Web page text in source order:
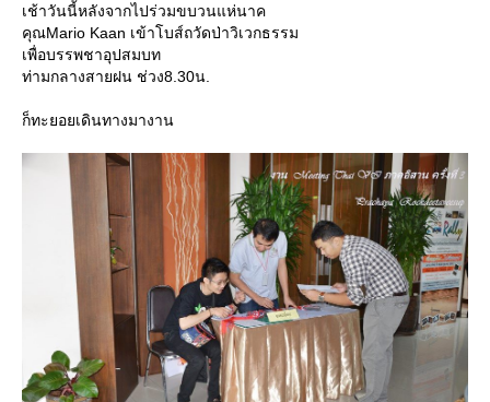
เช้าวันนี้หลังจากไปร่วมขบวนแห่นาค
คุณMario Kaan เข้าโบส์ถวัดป่าวิเวกธรรม
เพื่อบรรพชาอุปสมบท
ท่ามกลางสายฝน ช่วง8.30น.
ก็ทะยอยเดินทางมางาน